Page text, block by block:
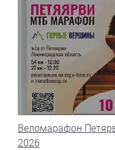
Веломарафон
2026